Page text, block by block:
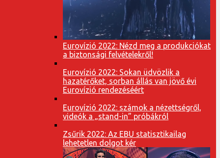
Eurovízió 2022: Nézd meg a produkciókat
a biztonsági felvételekről!
Eurovízió 2022: Sokan üdvözlik a
hazatérőket, sorban állás van jövő évi
Eurovízió rendezéséért
Eurovízió 2022: számok a nézettségről,
videók a „stand-in” próbákról
Zsűrik 2022: Az EBU statisztikailag
lehetetlen dolgot kér